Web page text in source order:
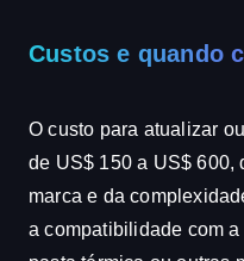
Custos e quando
O custo para atualizar
de US$ 150 a US$ 600,
marca e da
a compatibilidade com